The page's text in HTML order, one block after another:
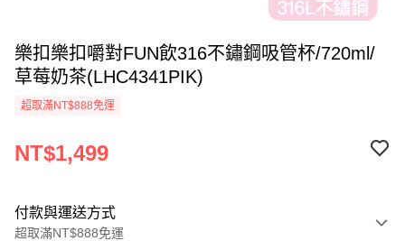
樂扣樂扣嚼對FUN飲316不鏽鋼吸管杯/720ml/
草莓奶茶(LHC4341PIK)
超取滿NT$888免運
NT$1,499
付款與運送方式
超取滿NT$888免運